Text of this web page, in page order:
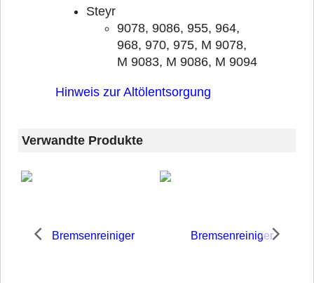
Steyr
9078, 9086, 955, 964,
968, 970, 975, M 9078,
M 9083, M 9086, M 9094
Hinweis zur Altölentsorgung
Verwandte Produkte